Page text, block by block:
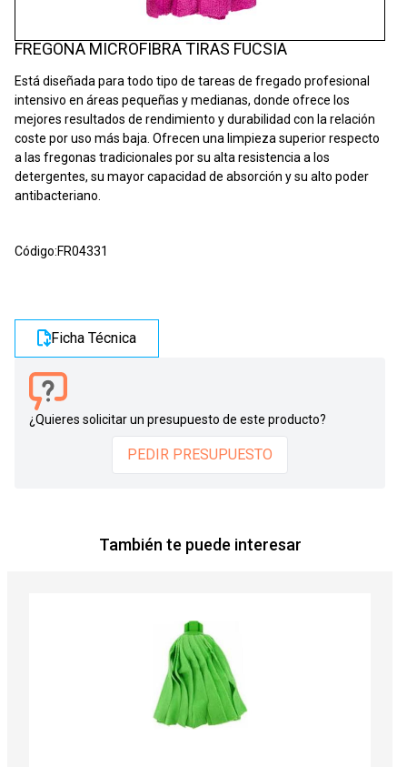
FREGONA MICROFIBRA TIRAS FUCSIA
Está diseñada para todo tipo de tareas de fregado profesional
intensivo en áreas pequeñas y medianas, donde ofrece los
mejores resultados de rendimiento y durabilidad con la relación
coste por uso más baja. Ofrecen una limpieza superior respecto
a las fregonas tradicionales por su alta resistencia a los
detergentes, su mayor capacidad de absorción y su alto poder
antibacteriano.
Código:FR04331
Ficha Técnica
¿Quieres solicitar un presupuesto de este producto?
PEDIR PRESUPUESTO
También te puede interesar